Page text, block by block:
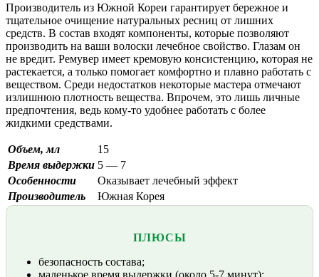
Производитель из Южной Кореи гарантирует бережное и
тщательное очищение натуральных ресниц от лишних
средств. В состав входят компоненты, которые позволяют
производить на ваши волоски лечебное свойство. Глазам он
не вредит. Ремувер имеет кремовую консистенцию, которая не
растекается, а только помогает комфортно и плавно работать с
веществом. Среди недостатков некоторые мастера отмечают
излишнюю плотность вещества. Впрочем, это лишь личные
предпочтения, ведь кому-то удобнее работать с более
жидкими средствами.
Объем, мл
15
Время выдержки 5 — 7
Особенности
Оказывает лечебный эффект
Производитель
Южная Корея
ПЛЮСЫ
безопасность состава;
маленькое время выдержки (около 5-7 минут);